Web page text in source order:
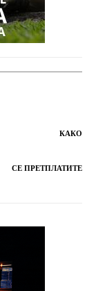
КАКО
СЕ ПРЕТПЛАТИТЕ